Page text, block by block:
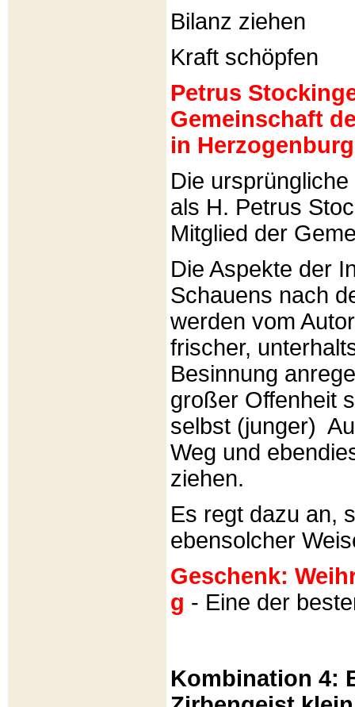
Bilanz ziehen
Kraft schöpfen
Petrus
Gemeinschaft
in
Die
als H. Petrus
Mitglied der
Die Aspekte der
Schauens nach
werden vom
frischer,
Besinnung
großer Offenheit
selbst (junger)
Weg und
ziehen.
Es regt dazu an,
ebensolcher
Geschenk:
g - Eine der
Kombination 4: